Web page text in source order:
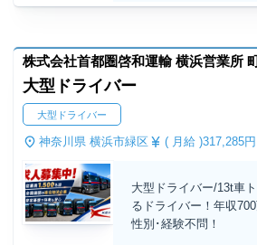
株式会社首都圏啓和運輸 横浜営業所
大型ドライバー
大型ドライバー
神奈川県 横浜市緑区 ( 月給 )317,285円
大型ドライバー/13t車
るドライバー！年収
性別･経験不問！